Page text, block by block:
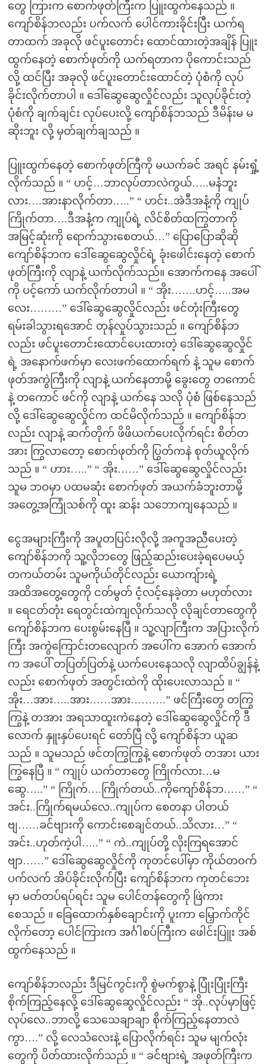
တွေ ကြားက စောက်ဖုတ်ကြီးက ပြူးထွက်နေသည် ။
ကျော်စိန်ဘလည်း ပက်လက် ပေါင်ကားခိုင်းပြီး ယက်ရ
တာထက် အခုလို ဖင်ပူးတောင်း ထောင်ထားတဲ့အချိန် ပြူး
ထွက်နေတဲ့ စောက်ဖုတ်ကို ယက်ရတာက ပိုကောင်းသည်
လို့ ထင်ပြီး အခုလို ဖင်ပူးတောင်းထောင်တဲ့ ပုံစံကို လုပ်
ခိုင်းလိုက်တာပါ ။ ဒေါ်ဆွေဆွေလှိုင်လည်း သူလုပ်ခိုင်းတဲ့
ပုံစံကို ချက်ချင်း လုပ်ပေးလို့ ကျော်စိန်ဘသည် ဒီမိန်းမ မ
ဆိုးဘူး လို့ မှတ်ချက်ချသည် ။
ပြူးထွက်နေတဲ့ စောက်ဖုတ်ကြီကို မယက်ခင် အရင် နမ်းရှုံ့
လိုက်သည် ။ “ ဟင့်…ဘာလုပ်တာလဲကွယ်…..မနံဘူး
လား….အားနာလိုက်တာ…..” “ ဟင်း..အဲဒီအနံ့ကို ကျုပ်
ကြိုက်တာ….ဒီအနံ့က ကျုပ်ရဲ့ လိင်စိတ်ထကြွတာကို
အမြင့်ဆုံးကို ရောက်သွားစေတယ်…” ပြောပြောဆိုဆို
ကျော်စိန်ဘက ဒေါ်ဆွေဆွေလှိုင်ရဲ့ ခုံးဖေါင်းနေတဲ့ စောက်
ဖုတ်ကြီးကို လျာနဲ့ ယက်လိုက်သည်။ အောက်ကနေ အပေါ်
ကို ပင့်ကော် ယက်လိုက်တာပါ ။ “ အိုး…….ဟင့်…..အမ
လေး………” ဒေါ်ဆွေဆွေလှိုင်လည်း ဖင်တုံးကြီးတွေ
ရမ်းခါသွားရအောင် တုန်လှုပ်သွားသည် ။ ကျော်စိန်ဘ
လည်း ဖင်ပူးတောင်းထောင်ပေးထားတဲ့ ဒေါ်ဆွေဆွေလှိုင်
ရဲ့ အနောက်ဖက်မှာ လေးဖက်ထောက်ရက် နဲ့ သူမ စောက်
ဖုတ်အကွဲကြီးကို လျာနဲ့ ယက်နေတာမို့ ခွေးတွေ တကောင်
နဲ့ တကောင် ဖင်ကို လျာနဲ့ ယက်နေ သလို ပုံစံ ဖြစ်နေသည်
လို့ ဒေါ်ဆွေဆွေလှိုင်က ထင်မိလိုက်သည် ။ ကျော်စိန်ဘ
လည်း လျာနဲ့ ဆက်တိုက် ဖိဖိယက်ပေးလိုက်ရင်း စိတ်တ
အား ကြွလာတော့ စောက်ဖုတ်ကို ပြွတ်ကနဲ စုတ်ယူလိုက်
သည် ။ “ ဟား…..” “ အိုး……” ဒေါ်ဆွေဆွေလှိုင်လည်း
သူမ ဘဝမှာ ပထမဆုံး စောက်ဖုတ် အယက်ခံဘူးတာမို့
အတွေ့အကြုံသစ်ကို ထူး ဆန်း သဘောကျနေသည် ။
ငွေအများကြီးကို အပူတပြင်းလိုလို့ အကူအညီပေးတဲ့
ကျော်စိန်ဘကို သူ့လိုဘတွေ ဖြည့်ဆည်းပေးခဲ့ရပေမယ့်
တကယ်တမ်း သူမကိုယ်တိုင်လည်း ယောကျ်ားရဲ့
အထိအတွေ့တွေကို ငတ်မွတ် ငံ့လင့်နေခဲ့တာ မဟုတ်လား
။ ရေငတ်တုံး ရေတွင်းထဲကျလိုက်သလို လိုချင်တာတွေကို
ကျော်စိန်ဘက ပေးစွမ်းနေပြီ ။ သူ့လျာကြီးက အပြားလိုက်
ကြီး အကွဲကြောင်းတလျောက် အပေါ်က အောက် အောက်
က အပေါ် တပြတ်ပြတ်နဲ့ ယက်ပေးနေသလို လျာထိပ်ချွန်နဲ့
လည်း စောက်ဖုတ် အတွင်းထဲကို ထိုးပေးလာသည် ။ “
အိုး…အား…..အား……အား……….” ဖင်ကြီးတွေ တကြွ
ကြွနဲ့ တအား အရသာထူးကဲနေတဲ့ ဒေါ်ဆွေဆွေလှိုင်ကို ဒီ
လောက် နှူးနှပ်ပေးရင် တော်ပြီ လို့ ကျော်စိန်ဘ ယူဆ
သည် ။ သူမသည် ဖင်တကြွကြွနဲ့ စောက်ဖုတ် တအား ယား
ကြွနေပြီ ။ “ ကျုပ် ယက်တာတွေ ကြိုက်လား…မ
ဆွေ…..” “ ကြိုက်….ကြိုက်တယ်..ကိုကျော်စိန်ဘ……” “
အင်း..ကြိုက်ရမယ်လေ..ကျုပ်က စေတနာ ပါတယ်
ဗျ……ခင်ဗျားကို ကောင်းစေချင်တယ်..သိလား…” “
အင်း..ဟုတ်ကဲ့ပါ…..” “ ကဲ..ကျုပ်တို့ လိုးကြရအောင်
ဗျာ……” ဒေါ်ဆွေဆွေလှိုင်ကို ကုတင်ပေါ်မှာ ကိုယ်တဝက်
ပက်လက် အိပ်ခိုင်းလိုက်ပြီး ကျော်စိန်ဘက ကုတင်ဘေး
မှာ မတ်တပ်ရပ်ရင်း သူမ ပေါင်တန်တွေကို ဖြဲကား
စေသည် ။ ခြေထောက်နှစ်ချောင်းကို ပူးကာ မြှောက်ကိုင်
လိုက်တော့ ပေါင်ကြားက အင်္ဂါစပ်ကြီးက ဖေါင်းပြူး အစ်
ထွက်နေသည် ။
ကျော်စိန်ဘလည်း ဒီမြင်ကွင်းကို စွဲမက်စွာနဲ့ ပြုံးပြုံးကြီး
စိုက်ကြည့်နေလို့ ဒေါ်ဆွေဆွေလှိုင်လည်း “ အို..လုပ်မှာဖြင့်
လုပ်လေ..ဘာလို့ သေသေချာချာ စိုက်ကြည့်နေတာလဲ
ကွာ….” လို့ လေသံလေးနဲ့ ပြောလိုက်ရင်း သူမ မျက်လုံး
တွေကို ပိတ်ထားလိုက်သည် ။ “ ခင်ဗျားရဲ့ အဖုတ်ကြီးက